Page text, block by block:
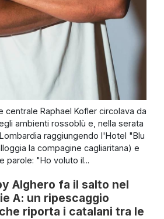
centrale Raphael Kofler circolava da
ambienti rossoblù e, nella serata
raggiungendo l'Hotel "Blu
la compagine cagliaritana) e
parole: "Ho voluto il...
Alghero fa il salto nel
A: un ripescaggio
riporta i catalani tra le